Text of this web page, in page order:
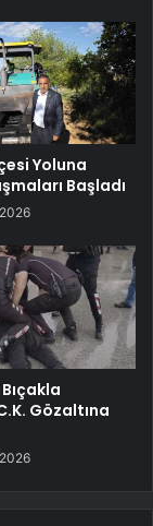
Yoluna
Başladı
Gözaltına